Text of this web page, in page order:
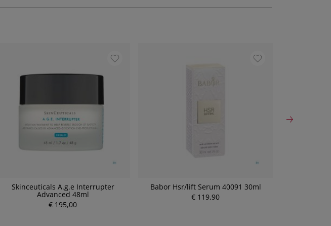
Skinceuticals A.g.e Interrupter
Advanced 48ml
€ 195,00
Babor Hsr/lift Serum 40091 30ml
€ 119,90
P
r